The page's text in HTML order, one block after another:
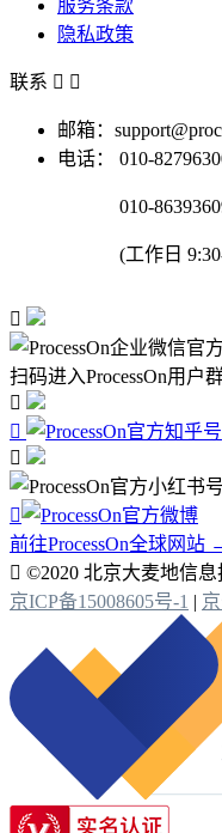
服务条款
隐私政策
联系  
邮箱：
电话：
010-
010-
(工作日

扫码进入ProcessOn用户




前往ProcessOn全球网站
 ©2020 北京大麦地信息
京ICP备15008605号-1 |